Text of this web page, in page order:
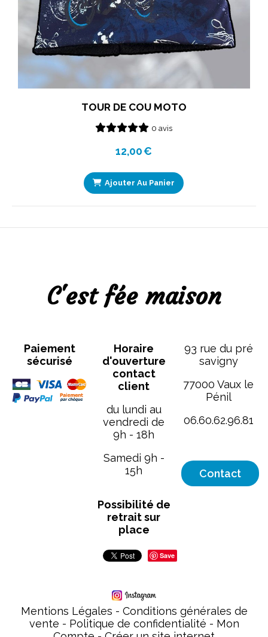
TOUR DE COU MOTO
12,00€
0 avis
Ajouter Au Panier
C'est fée maison
Paiement
sécurisé
Horaire
d'ouverture
contact
client
du lundi au
vendredi de
9h - 18h
Samedi 9h -
15h
Possibilité de
retrait sur
place
93 rue du pré
savigny
77000 Vaux le
Pénil
06.60.62.96.81
Contact
Save
Mentions Légales
Conditions générales de
vente
Politique de confidentialité
Mon